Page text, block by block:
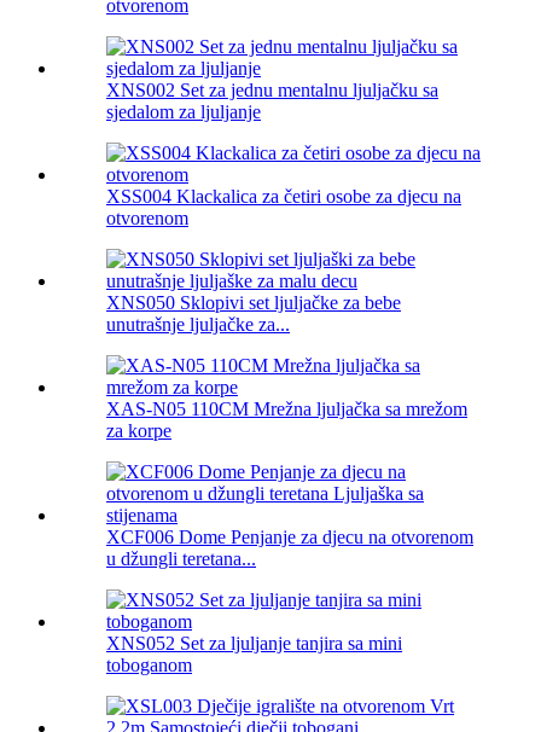
otvorenom
XNS002 Set za jednu mentalnu ljuljačku sa
sjedalom za ljuljanje
XSS004 Klackalica za četiri osobe za djecu na
otvorenom
XNS050 Sklopivi set ljuljačke za bebe
unutrašnje ljuljačke za...
XAS-N05 110CM Mrežna ljuljačka sa mrežom
za korpe
XCF006 Dome Penjanje za djecu na otvorenom
u džungli teretana...
XNS052 Set za ljuljanje tanjira sa mini
toboganom